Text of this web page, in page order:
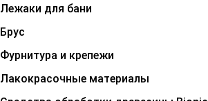
Лежаки для бани
Брус
Фурнитура и крепежи
Лакокрасочные материалы